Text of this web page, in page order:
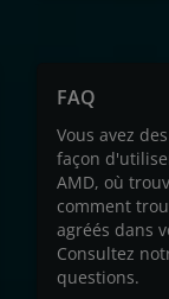
FAQ
Vous avez
façon
AMD, où
comment
agréés dans
Consultez
questions.